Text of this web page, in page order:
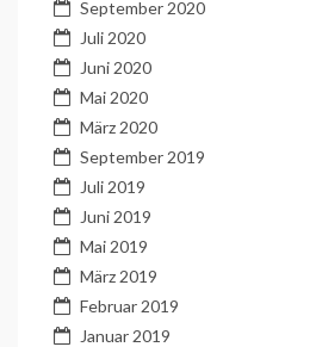
September 2020
Juli 2020
Juni 2020
Mai 2020
März 2020
September 2019
Juli 2019
Juni 2019
Mai 2019
März 2019
Februar 2019
Januar 2019